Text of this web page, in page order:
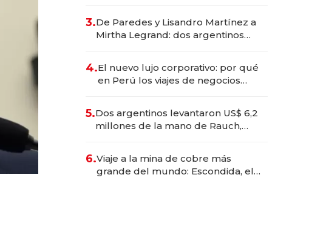
marcas "fast premium"
3.De Paredes y Lisandro Martínez a
Mirtha Legrand: dos argentinos
4.El nuevo lujo corporativo: por qué
en Perú los viajes de negocios
transformadoras
5.Dos argentinos levantaron US$ 6,2
millones de la mano de Rauch,
6.Viaje a la mina de cobre más
grande del mundo: Escondida, el